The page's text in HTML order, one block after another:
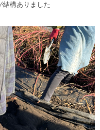
結構ありました